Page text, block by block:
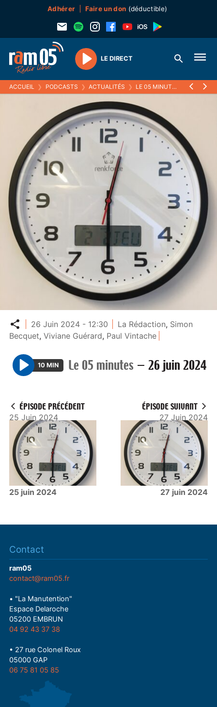
Adhérer Faire un don (déductible)
Play
LE DIRECT
ACCUEIL ❯ PODCASTS ❯ ACTUALITÉS ❯ LE 05 MINUTES 26 JUIN
Partager
26 Juin 2024 - 12:30 La Rédaction, Simon
Becquet,Viviane Guérard, Paul Vintache
P
y
10 MIN Le 05 minutes — 26 juin 2024
ÉPISODE PRÉCÉDENT
25 Juin 2024
25 juin 2024
ÉPISODE SUIVANT
27 Juin 2024
27 juin 2024
Contact
ram05
contact@ram05.fr
• "La Manutention"
Espace Delaroche
05200 EMBRUN
04 92 43 37 38
• 27 rue Colonel Roux
05000 GAP
06 75 81 05 85